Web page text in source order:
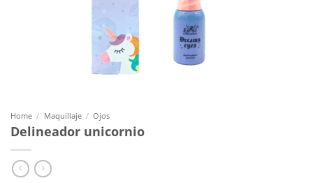
Home / Maquillaje / Ojos
Delineador unicornio